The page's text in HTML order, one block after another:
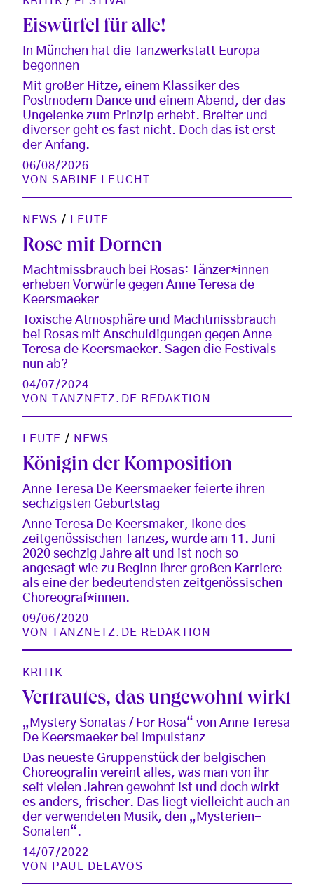
Eiswürfel für alle!
In München hat die Tanzwerkstatt Europa
begonnen
Mit großer Hitze, einem Klassiker des
Postmodern Dance und einem Abend, der das
Ungelenke zum Prinzip erhebt. Breiter und
diverser geht es fast nicht. Doch das ist erst
der Anfang.
06/08/2026
VONSABINE LEUCHT
NEWS / LEUTE
Rose mit Dornen
Machtmissbrauch bei Rosas: Tänzer*innen
erheben Vorwürfe gegen Anne Teresa de
Keersmaeker
Toxische Atmosphäre und Machtmissbrauch
bei Rosas mit Anschuldigungen gegen Anne
Teresa de Keersmaeker. Sagen die Festivals
nun ab?
04/07/2024
VON
TANZNETZ.DE REDAKTION
LEUTE / NEWS
Königin der Komposition
Anne Teresa De Keersmaeker feierte ihren
sechzigsten Geburtstag
Anne Teresa De Keersmaker, Ikone des
zeitgenössischen Tanzes, wurde am 11. Juni
2020 sechzig Jahre alt und ist noch so
angesagt wie zu Beginn ihrer großen Karriere
als eine der bedeutendsten zeitgenössischen
Choreograf*innen.
09/06/2020
VON
TANZNETZ.DE REDAKTION
KRITIK
Vertrautes, das ungewohnt wirkt
„Mystery Sonatas / For Rosa“ von Anne Teresa
De Keersmaeker bei Impulstanz
Das neueste Gruppenstück der belgischen
Choreografin vereint alles, was man von ihr
seit vielen Jahren gewohnt ist und doch wirkt
es anders, frischer. Das liegt vielleicht auch an
der verwendeten Musik, den „Mysterien-
Sonaten“.
14/07/2022
VON
PAUL DELAVOS